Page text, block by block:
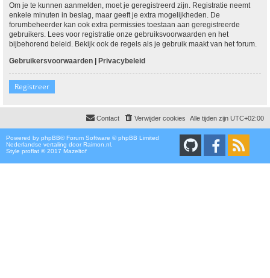
Om je te kunnen aanmelden, moet je geregistreerd zijn. Registratie neemt
enkele minuten in beslag, maar geeft je extra mogelijkheden. De
forumbeheerder kan ook extra permissies toestaan aan geregistreerde
gebruikers. Lees voor registratie onze gebruiksvoorwaarden en het
bijbehorend beleid. Bekijk ook de regels als je gebruik maakt van het forum.
Gebruikersvoorwaarden | Privacybeleid
Registreer
Alle tijden zijn UTC+02:00
Verwijder cookies
Contact
Powered by phpBB® Forum Software © phpBB Limited
Nederlandse vertaling door Raimon.nl
Style proflat © 2017 Mazeltof